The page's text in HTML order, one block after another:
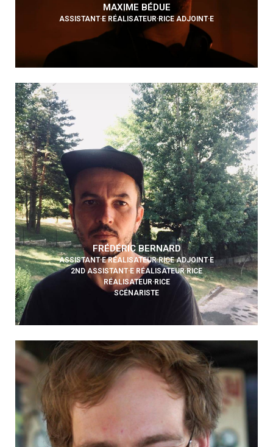
MAXIME BÉDUE
ASSISTANT·E RÉALISATEUR·RICE ADJOINT·E
FRÉDÉRIC BERNARD
ASSISTANT·E RÉALISATEUR·RICE ADJOINT·E
2ND ASSISTANT·E RÉALISATEUR·RICE
RÉALISATEUR·RICE
SCÉNARISTE